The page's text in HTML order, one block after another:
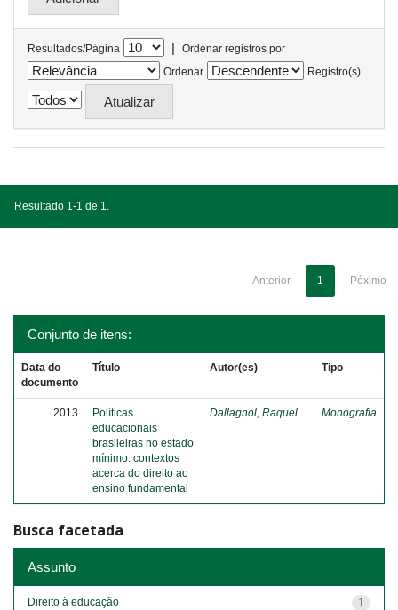
Resultados/Página |
Ordenar registros por
Ordenar
Registro(s)
Resultado 1-1 de 1.
Anterior 1 Póximo
Conjunto de itens:
Data do
documento
Título Autor(es) Tipo
2013
Políticas
educacionais
brasileiras no estado
mínimo: contextos
acerca do direito ao
ensino fundamental
Dallagnol, Raquel Monografia
Busca facetada
Assunto
1
Direito à educação